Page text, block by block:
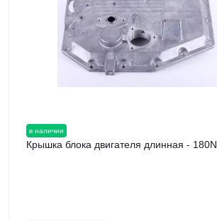
в наличии
Крышка блока двигателя длинная - 180N